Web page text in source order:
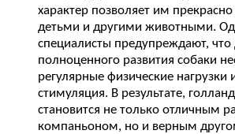
характер позволяет им прекрасно
детьми и другими животными.
специалисты предупреждают, что
полноценного развития собаки
регулярные физические нагрузки
стимуляция. В результате,
становится не только отличным
компаньоном, но и верным